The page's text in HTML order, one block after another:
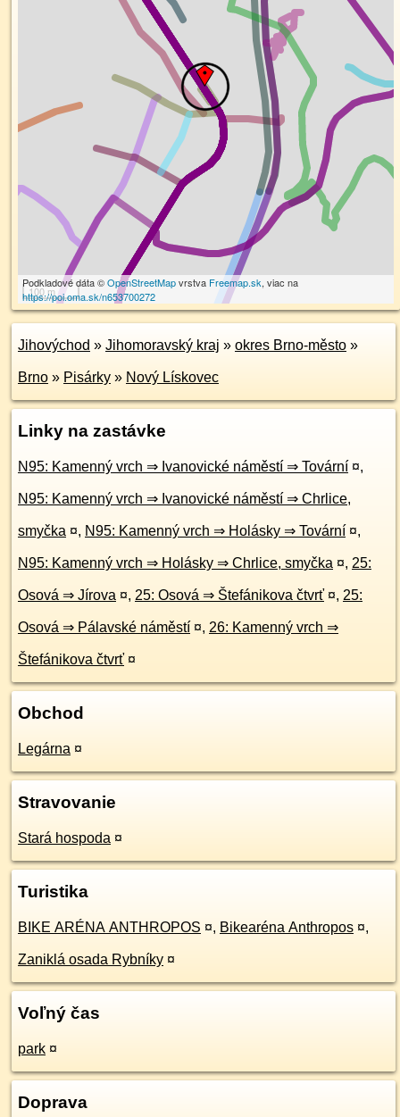
100 m
Podkladové dáta ©OpenStreetMapvrstva Freemap.sk, viac na
https://poi.oma.sk/n653700272
Jihovýchod » Jihomoravský kraj » okres Brno-město »
Brno » Pisárky » Nový Lískovec
Linky na zastávke
N95: Kamenný vrch ⇒ Ivanovické náměstí ⇒ Tovární ¤,
N95: Kamenný vrch ⇒ Ivanovické náměstí ⇒ Chrlice,
smyčka ¤, N95: Kamenný vrch ⇒ Holásky ⇒ Tovární ¤,
N95: Kamenný vrch ⇒ Holásky ⇒ Chrlice, smyčka ¤, 25:
Osová ⇒ Jírova ¤, 25: Osová ⇒ Štefánikova čtvrť ¤, 25:
Osová ⇒ Pálavské náměstí ¤, 26: Kamenný vrch ⇒
Štefánikova čtvrť ¤
Obchod
Legárna ¤
Stravovanie
Stará hospoda ¤
Turistika
BIKE ARÉNA ANTHROPOS ¤, Bikearéna Anthropos ¤,
Zaniklá osada Rybníky ¤
Voľný čas
park ¤
Doprava